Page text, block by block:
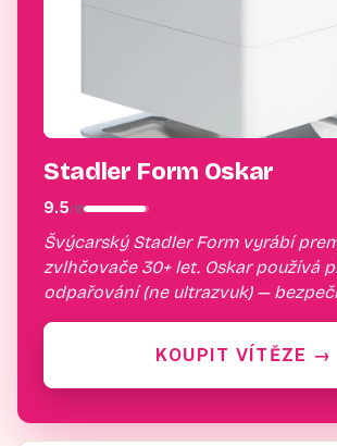
Stadler Form Oskar
9.5/10
Švýcarský Stadler Form vyrábí
zvlhčovače 30+ let. Oskar používá
odpařování (ne ultrazvuk) —
bílý prach do vzduchu (problém
KOUPIT VÍTĚZE →